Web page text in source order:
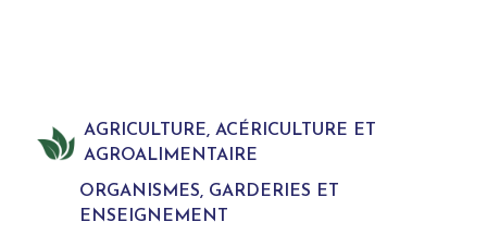
AGRICULTURE, ACÉRICULTURE ET
AGROALIMENTAIRE
ORGANISMES, GARDERIES ET
ENSEIGNEMENT